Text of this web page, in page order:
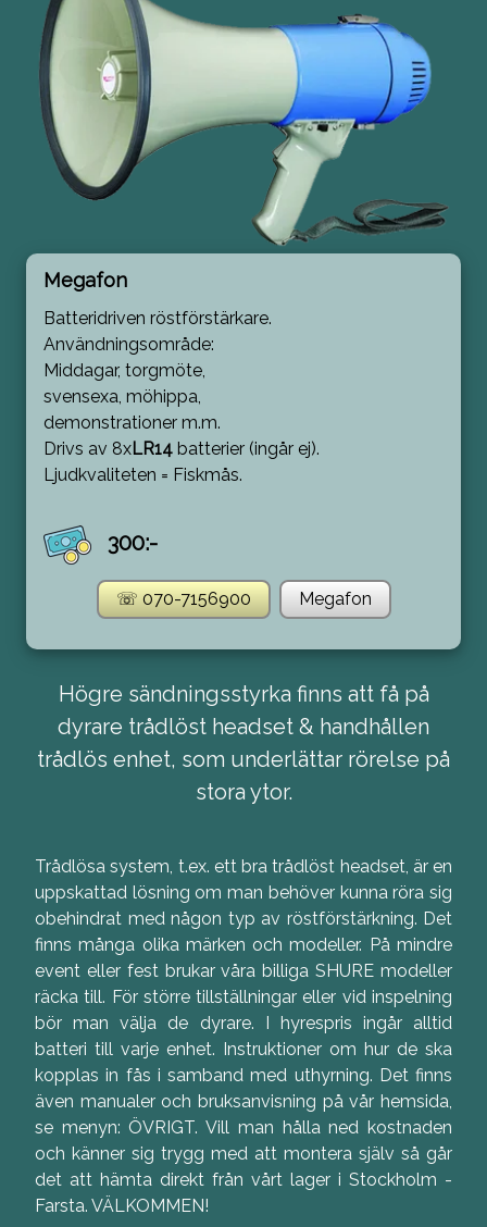
Megafon
Batteridriven röstförstärkare.
Användningsområde:
Middagar, torgmöte,
svensexa, möhippa,
demonstrationer m.m.
Drivs av 8xLR14 batterier (ingår ej).
Ljudkvaliteten = Fiskmås.
300:-
☏ 070-7156900 Megafon
Högre sändningsstyrka finns att få på
dyrare trådlöst headset & handhållen
trådlös enhet, som underlättar rörelse på
stora ytor.
Trådlösa system, t.ex. ett bra trådlöst headset, är en
uppskattad lösning om man behöver kunna röra sig
obehindrat med någon typ av röstförstärkning. Det
finns många olika märken och modeller. På mindre
event eller fest brukar våra billiga SHURE modeller
räcka till. För större tillställningar eller vid inspelning
bör man välja de dyrare. I hyrespris ingår alltid
batteri till varje enhet. Instruktioner om hur de ska
kopplas in fås i samband med uthyrning. Det finns
även manualer och bruksanvisning på vår hemsida,
se menyn: ÖVRIGT. Vill man hålla ned kostnaden
och känner sig trygg med att montera själv så går
det att hämta direkt från vårt lager i Stockholm -
Farsta. VÄLKOMMEN!